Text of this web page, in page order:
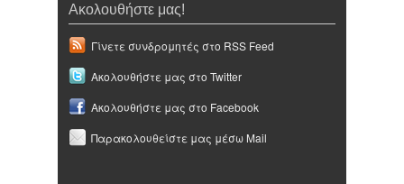
Ακολουθήστε μας!
Γίνετε συνδρομητές στο RSS Feed
Ακολουθήστε μας στο Twitter
Ακολουθήστε μας στο Facebook
Παρακολουθείστε μας μέσω Mail